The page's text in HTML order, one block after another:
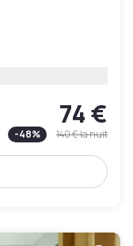
74 €
-48% 140 €la nuit